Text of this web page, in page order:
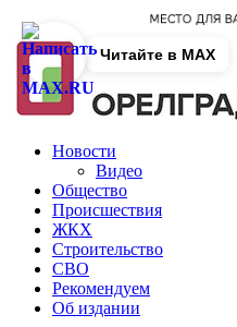
Новости
Видео
Общество
Происшествия
ЖКХ
Строительство
СВО
Рекомендуем
Об издании
Читайте в MAX